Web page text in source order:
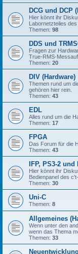
DCG und DCP
Hier könnt ihr
Labornetzteiles
Themen: 98
DDS und
Fragen zur
True-RMS-
Themen: 20
DIV (Hardware)
Themen rund um
gehören hier rein.
Themen: 43
EDL
Alles rund um die
Themen: 17
FPGA
Das Forum für die
Themen: 43
IFP, PS3-2 und
Hier könnt ihr
Bedienpanel des
Themen: 30
Uni-C
Themen: 8
Allgemeines
Wenn unter den
wenn das Thema
Themen: 33